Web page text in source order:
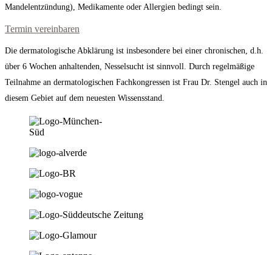
Mandelentzündung), Medikamente oder Allergien bedingt sein.
Termin vereinbaren
Die dermatologische Abklärung ist insbesondere bei einer chronischen, d.h.
über 6 Wochen anhaltenden, Nesselsucht ist sinnvoll. Durch regelmäßige
Teilnahme an dermatologischen Fachkongressen ist Frau Dr. Stengel auch in
diesem Gebiet auf dem neuesten Wissensstand.